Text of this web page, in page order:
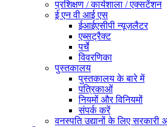
प्रशिक्षण / कार्यशाला / एक्सटेंशन
ई एन वी आई एस
ईआईएसीपी न्यूज़लैटर
एब्सट्रैक्ट
पर्चे
विवरणिका
पुस्तकालय
पुस्तकालय के बारे में
पत्रिकाओं
नियमों और विनियमों
संपर्क करें
वनस्पति उद्यानों के लिए सरकारी